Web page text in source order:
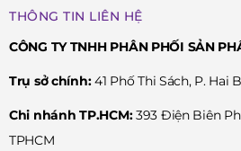
THÔNG TIN LIÊN HỆ
CÔNG TY TNHH PHÂN PHỐI SẢN
Trụ sở chính:41 Phố Thi Sách, P. Hai
Chi nhánh TP.HCM:393 Điện Biên
TPHCM